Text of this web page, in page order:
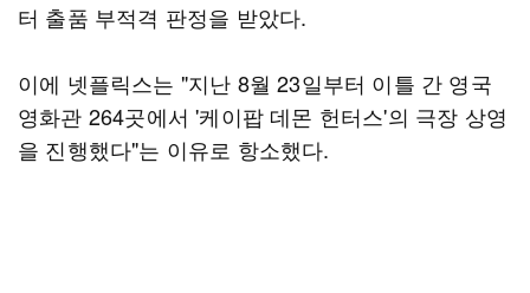
터 출품 부적격 판정을 받았다.
이에 넷플릭스는 "지난 8월 23일부터 이틀 간 영국
영화관 264곳에서 '케이팝 데몬 헌터스'의 극장 상영
을 진행했다"는 이유로 항소했다.